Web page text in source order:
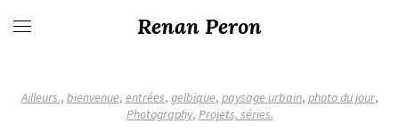
Renan Peron
Ailleurs., bienvenue, entrées, gelbique, paysage urbain, photo du jour,
Photography, Projets, séries.